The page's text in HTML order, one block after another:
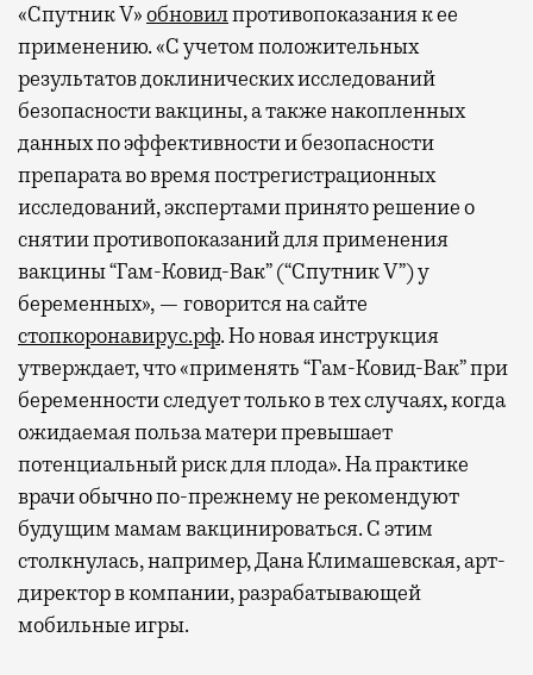
«Спутник V»обновилпротивопоказания к ее
применению. «С учетом положительных
результатов доклинических исследований
безопасности вакцины, а также накопленных
данных по эффективности и безопасности
препарата во время пострегистрационных
исследований, экспертами принято решение о
снятии противопоказаний для применения
вакцины “Гам-Ковид-Вак” (“Спутник V”) у
беременных», — говорится на сайте
стопкоронавирус.рф. Но новая инструкция
утверждает, что «применять “Гам-Ковид-Вак” при
беременности следует только в тех случаях, когда
ожидаемая польза матери превышает
потенциальный риск для плода». На практике
врачи обычно по-прежнему не рекомендуют
будущим мамам вакцинироваться. С этим
столкнулась, например, Дана Климашевская, арт-
директор в компании, разрабатывающей
мобильные игры.